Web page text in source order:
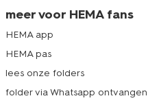
meer voor HEMA fans
HEMA app
HEMA pas
lees onze folders
folder via Whatsapp ontvangen